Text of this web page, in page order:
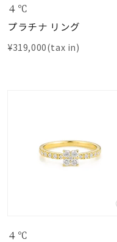
４℃
プラチナ リング
¥319,000(tax in)
４℃